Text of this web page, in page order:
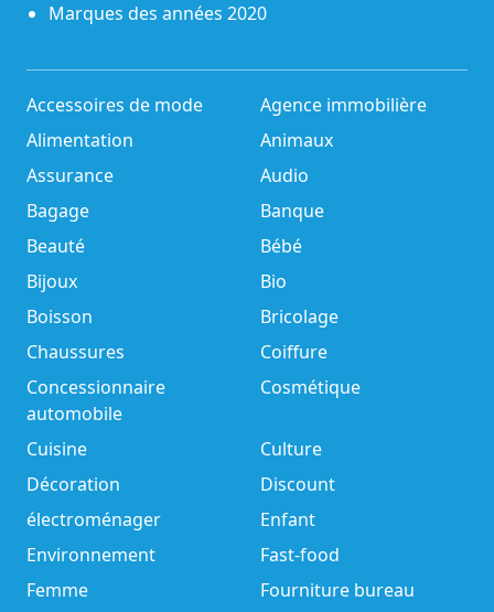
Marques des années 2020
Accessoires de mode
Agence immobilière
Alimentation
Animaux
Assurance
Audio
Bagage
Banque
Beauté
Bébé
Bijoux
Bio
Boisson
Bricolage
Chaussures
Coiffure
Concessionnaire
automobile
Cosmétique
Cuisine
Culture
Décoration
Discount
électroménager
Enfant
Environnement
Fast-food
Femme
Fourniture bureau